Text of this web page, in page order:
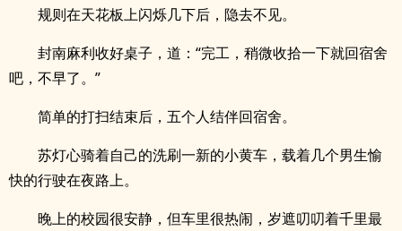
规则在天花板上闪烁几下后，隐去不见。
封南麻利收好桌子，道：“完工，稍微收拾一下就回宿舍
吧，不早了。”
简单的打扫结束后，五个人结伴回宿舍。
苏灯心骑着自己的洗刷一新的小黄车，载着几个男生愉
快的行驶在夜路上。
晚上的校园很安静，但车里很热闹，岁遮叨叨着千里最